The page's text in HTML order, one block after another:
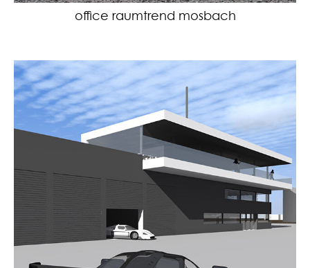
office raumtrend mosbach